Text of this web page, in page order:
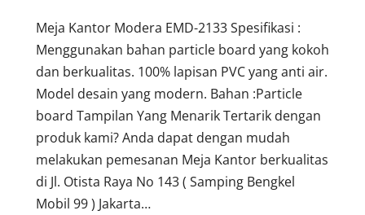
Meja Kantor Modera EMD-2133 Spesifikasi :
Menggunakan bahan particle board yang kokoh
dan berkualitas. 100% lapisan PVC yang anti air.
Model desain yang modern. Bahan :Particle
board Tampilan Yang Menarik Tertarik dengan
produk kami? Anda dapat dengan mudah
melakukan pemesanan Meja Kantor berkualitas
di Jl. Otista Raya No 143 ( Samping Bengkel
Mobil 99 ) Jakarta…